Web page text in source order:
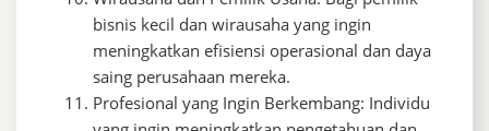
bisnis kecil dan wirausaha yang ingin
meningkatkan efisiensi operasional dan daya
saing perusahaan mereka.
Profesional yang Ingin Berkembang: Individu